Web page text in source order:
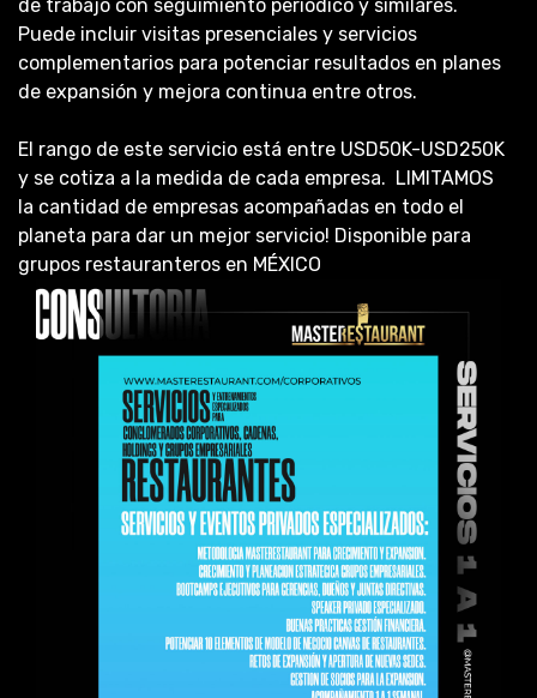
de trabajo con seguimiento periódico y similares.
Puede incluir visitas presenciales y servicios
complementarios para potenciar resultados en planes
de expansión y mejora continua entre otros.
El rango de este servicio está entre USD50K-USD250K
y se cotiza a la medida de cada empresa. LIMITAMOS
la cantidad de empresas acompañadas en todo el
planeta para dar un mejor servicio! Disponible para
grupos restauranteros en MÉXICO